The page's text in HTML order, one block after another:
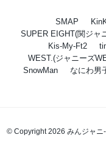
SMAP
SUPER EIGHT(関ジャ
Kis-My-Ft2
WEST.(ジャニーズ
SnowMan
なにわ男
© Copyright 2026 みんジャニ